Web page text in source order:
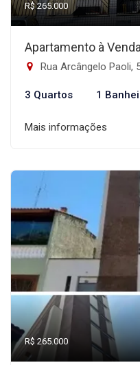
R$ 265.000
Apartamento à
Rua Arcângelo Paoli, 54 - Conjunto
3 Quartos 1
Mais informações
R$ 265.000